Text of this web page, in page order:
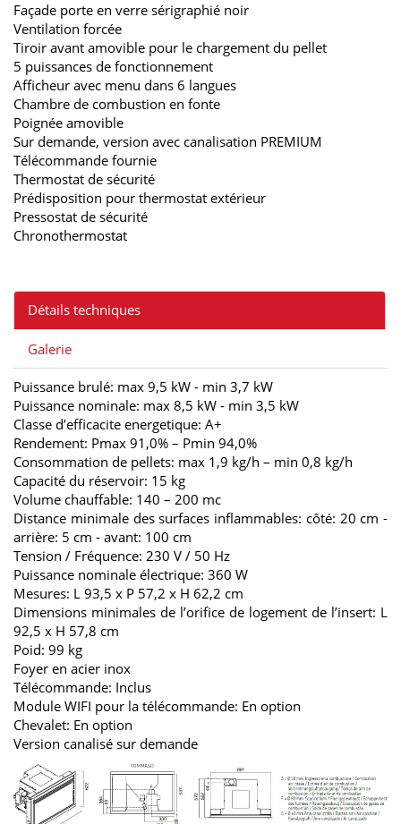
Façade porte en verre sérigraphié noir
Ventilation forcée
Tiroir avant amovible pour le chargement du pellet
5 puissances de fonctionnement
Afficheur avec menu dans 6 langues
Chambre de combustion en fonte
Poignée amovible
Sur demande, version avec canalisation PREMIUM
Télécommande fournie
Thermostat de sécurité
Prédisposition pour thermostat extérieur
Pressostat de sécurité
Chronothermostat
Détails techniques
Galerie
Puissance brulé: max 9,5 kW - min 3,7 kW
Puissance nominale: max 8,5 kW - min 3,5 kW
Classe d’efficacite energetique: A+
Rendement: Pmax 91,0% – Pmin 94,0%
Consommation de pellets: max 1,9 kg/h – min 0,8 kg/h
Capacité du réservoir: 15 kg
Volume chauffable: 140 – 200 mc
Distance minimale des surfaces inflammables: côté: 20 cm -
arrière: 5 cm - avant: 100 cm
Tension / Fréquence: 230 V / 50 Hz
Puissance nominale électrique: 360 W
Mesures: L 93,5 x P 57,2 x H 62,2 cm
Dimensions minimales de l’orifice de logement de l’insert: L
92,5 x H 57,8 cm
Poid: 99 kg
Foyer en acier inox
Télécommande: Inclus
Module WIFI pour la télécommande: En option
Chevalet: En option
Version canalisé sur demande